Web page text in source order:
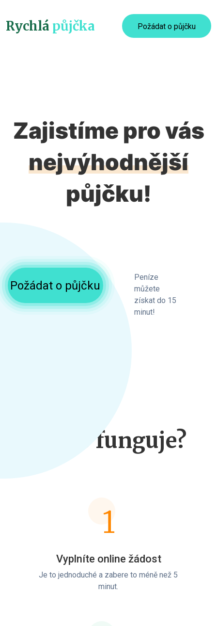
Rychlá půjčka Požádat o půjčku
Zajistíme pro vás
nejvýhodnější
půjčku!
Požádat o půjčku
Peníze
můžete
získat do 15
minut!
Jak to funguje?
1
Vyplníte online žádost
Je to jednoduché a zabere to méně než 5
minut.